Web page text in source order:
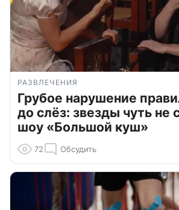
РАЗВЛЕЧЕНИЯ
Грубое нарушение
до слёз: звезды чуть не
шоу «Большой куш»
72 Обсудить